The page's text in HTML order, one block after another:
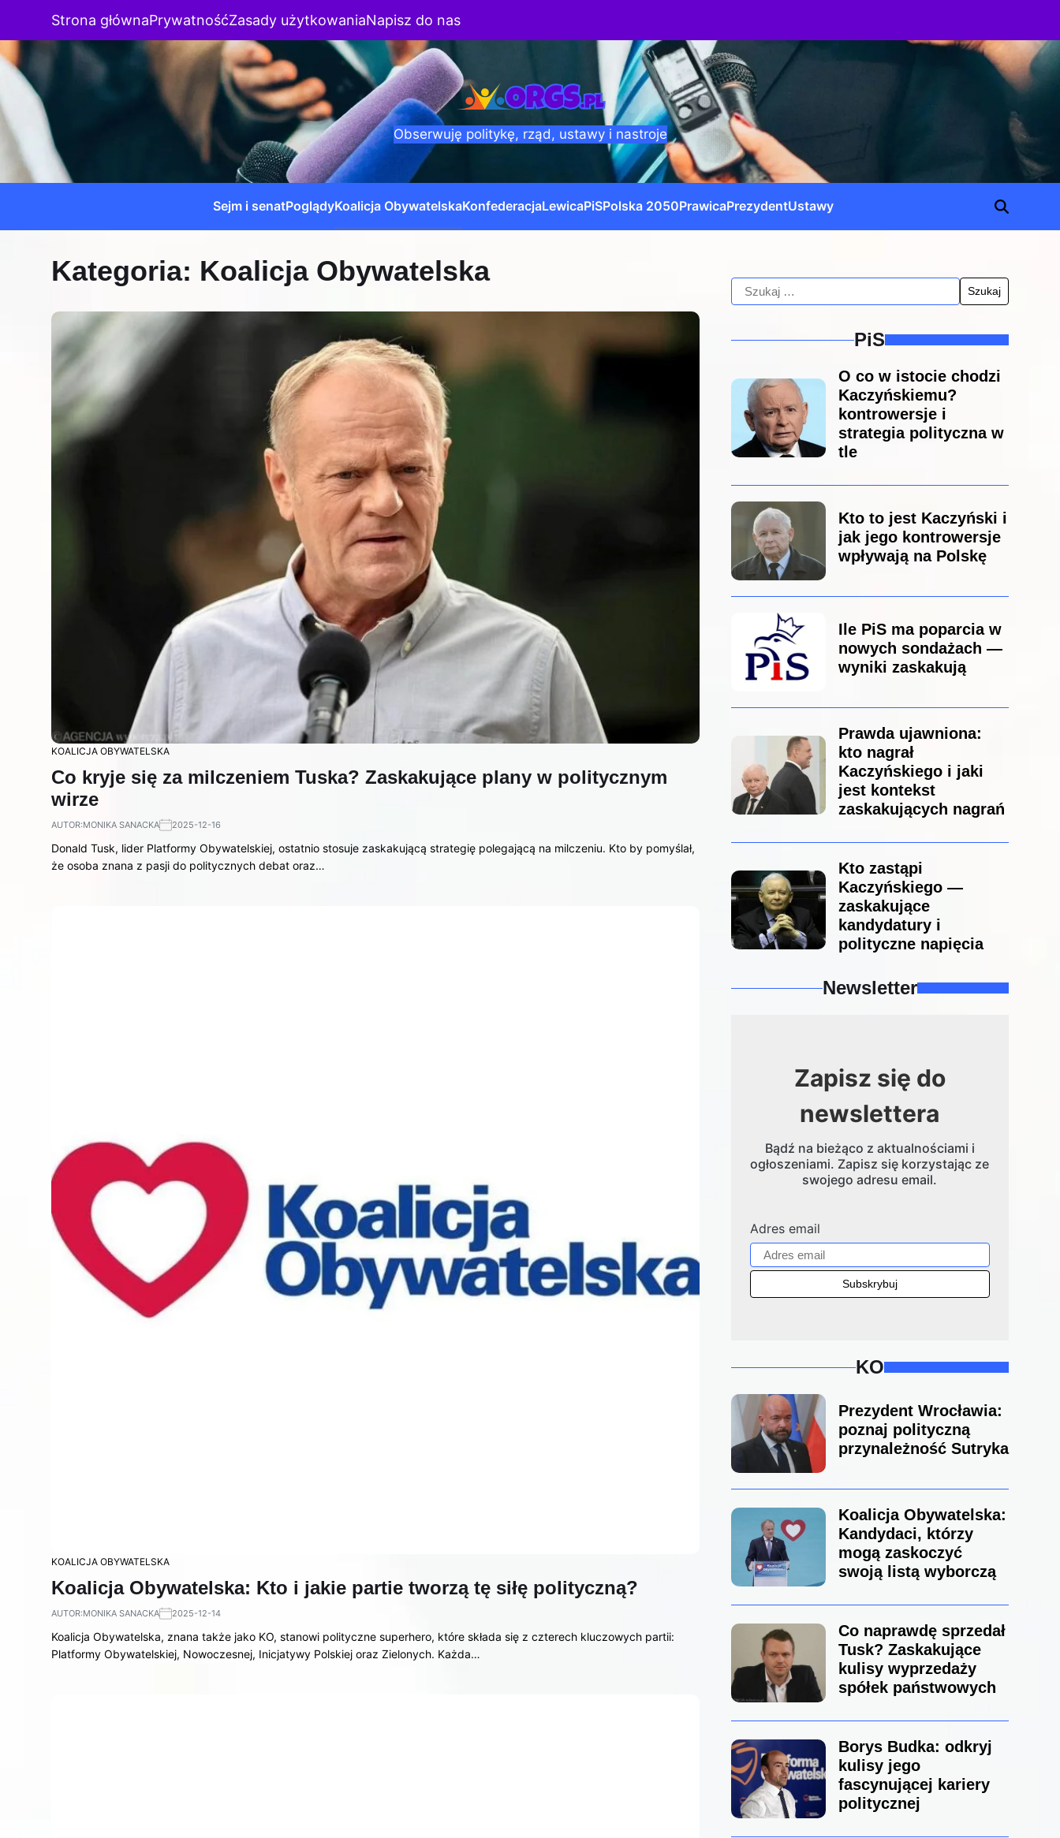
Strona głównaPrywatnośćZasady użytkowaniaNapisz do nas
Obserwuję politykę, rząd, ustawy i nastroje
Sejm i senatPoglądyKoalicja ObywatelskaKonfederacjaLewicaPiSPolska 2050PrawicaPrezydentUstawy
Kategoria: Koalicja Obywatelska
KOALICJA OBYWATELSKA
Co kryje się za milczeniem Tuska? Zaskakujące plany w politycznym
wirze
AUTOR:MONIKA SANACKA 2025-12-16
Donald Tusk, lider Platformy Obywatelskiej, ostatnio stosuje zaskakującą strategię polegającą na milczeniu. Kto by pomyślał,
że osoba znana z pasji do politycznych debat oraz…
KOALICJA OBYWATELSKA
Koalicja Obywatelska: Kto i jakie partie tworzą tę siłę polityczną?
AUTOR:MONIKA SANACKA 2025-12-14
Koalicja Obywatelska, znana także jako KO, stanowi polityczne superhero, które składa się z czterech kluczowych partii:
Platformy Obywatelskiej, Nowoczesnej, Inicjatywy Polskiej oraz Zielonych. Każda…
PiS
O co w istocie chodzi
Kaczyńskiemu?
kontrowersje i
strategia polityczna w
tle
Kto to jest Kaczyński i
jak jego kontrowersje
wpływają na Polskę
Ile PiS ma poparcia w
nowych sondażach —
wyniki zaskakują
Prawda ujawniona:
kto nagrał
Kaczyńskiego i jaki
jest kontekst
zaskakujących nagrań
Kto zastąpi
Kaczyńskiego —
zaskakujące
kandydatury i
polityczne napięcia
Newsletter
Zapisz się do
newslettera
Bądź na bieżąco z aktualnościami i
ogłoszeniami. Zapisz się korzystając ze
swojego adresu email.
Adres email
KO
Prezydent Wrocławia:
poznaj polityczną
przynależność Sutryka
Koalicja Obywatelska:
Kandydaci, którzy
mogą zaskoczyć
swoją listą wyborczą
Co naprawdę sprzedał
Tusk? Zaskakujące
kulisy wyprzedaży
spółek państwowych
Borys Budka: odkryj
kulisy jego
fascynującej kariery
politycznej